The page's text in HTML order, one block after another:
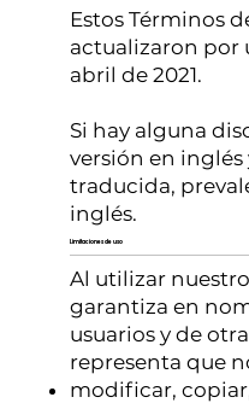
Estos Términos
actualizaron por
abril de 2021.
Si hay alguna
versión en inglés
traducida,
inglés.
Limitaciones de uso
Al utilizar
garantiza en
usuarios y de
representa que
modificar,